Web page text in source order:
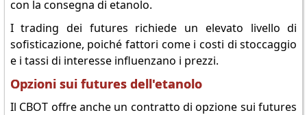
con la consegna di etanolo.
I trading dei futures richiede un elevato livello di
sofisticazione, poiché fattori come i costi di stoccaggio
e i tassi di interesse influenzano i prezzi.
Opzioni sui futures dell'etanolo
Il CBOT offre anche un contratto di opzione sui futures